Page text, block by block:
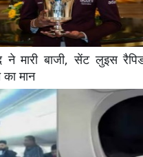
ने मारी बाजी, सेंट लुइस
मान